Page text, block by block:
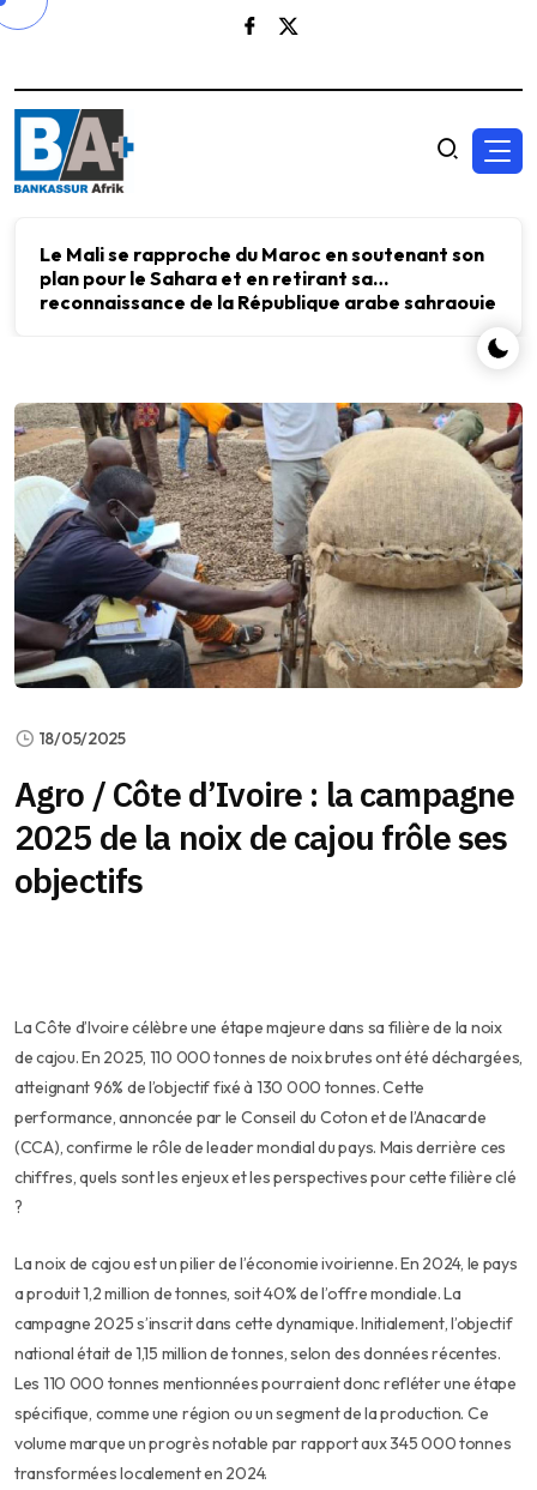
Le Mali se rapproche du Maroc en soutenant son
plan pour le Sahara et en retirant sa
reconnaissance de la République arabe sahraouie
18/05/2025
Agro / Côte d’Ivoire : la campagne
2025 de la noix de cajou frôle ses
objectifs
La Côte d’Ivoire célèbre une étape majeure dans sa filière de la noix
de cajou. En 2025, 110 000 tonnes de noix brutes ont été déchargées,
atteignant 96% de l’objectif fixé à 130 000 tonnes. Cette
performance, annoncée par le Conseil du Coton et de l’Anacarde
(CCA), confirme le rôle de leader mondial du pays. Mais derrière ces
chiffres, quels sont les enjeux et les perspectives pour cette filière clé
?
La noix de cajou est un pilier de l’économie ivoirienne. En 2024, le pays
a produit 1,2 million de tonnes, soit 40% de l’offre mondiale. La
campagne 2025 s’inscrit dans cette dynamique. Initialement, l’objectif
national était de 1,15 million de tonnes, selon des données récentes.
Les 110 000 tonnes mentionnées pourraient donc refléter une étape
spécifique, comme une région ou un segment de la production. Ce
volume marque un progrès notable par rapport aux 345 000 tonnes
transformées localement en 2024.